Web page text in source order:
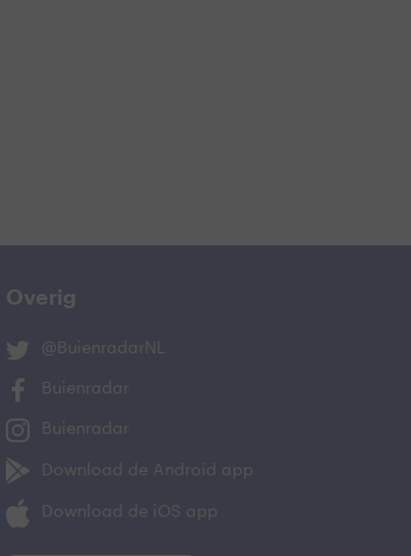
Overig
@BuienradarNL
Buienradar
Buienradar
Download de Android app
Download de iOS app